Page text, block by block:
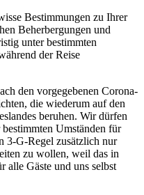
Bestimmungen zu Ihrer
Beherbergungen und
unter bestimmten
der Reise
den vorgegebenen Corona-
die wiederum auf den
beruhen. Wir dürfen
Umständen für
3-G-Regel zusätzlich nur
zu wollen, weil das in
alle Gäste und uns selbst